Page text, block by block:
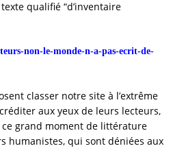
qualifié “d’inventaire
non-le-monde-n-a-pas-ecrit-de-
classer notre site à l’extrême
aux yeux de leurs lecteurs,
grand moment de littérature
humanistes, qui sont déniées aux